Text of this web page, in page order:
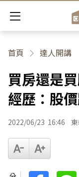
首頁 達人開講
買房還是
經歷：股
2022/06/23 16:46